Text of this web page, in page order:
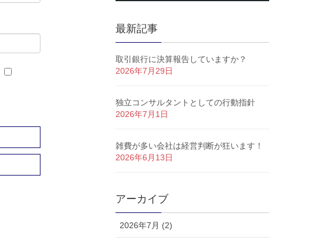
最新記事
取引銀行に決算報告していますか？
2026年7月29日
独立コンサルタントとしての行動指針
2026年7月1日
雑費が多い会社は経営判断が狂います！
2026年6月13日
アーカイブ
2026年7月 (2)